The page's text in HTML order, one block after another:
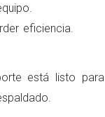
eficiencia.
está listo para